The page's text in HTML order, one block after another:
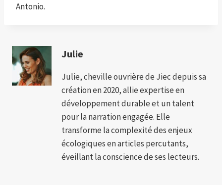
Antonio.
Julie
Julie, cheville ouvrière de Jiec depuis sa
création en 2020, allie expertise en
développement durable et un talent
pour la narration engagée. Elle
transforme la complexité des enjeux
écologiques en articles percutants,
éveillant la conscience de ses lecteurs.